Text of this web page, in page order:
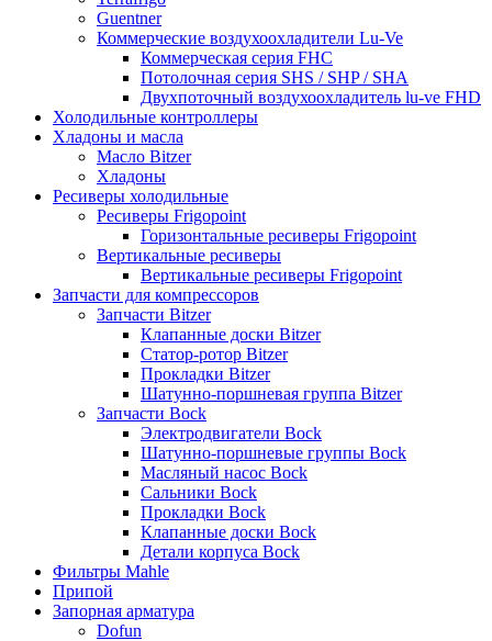
Guentner
Коммерческие воздухоохладители Lu-Ve
Коммерческая серия FHC
Потолочная серия SHS / SHP / SHA
Двухпоточный воздухоохладитель lu-ve FHD
Холодильные контроллеры
Хладоны и масла
Масло Bitzer
Хладоны
Ресиверы холодильные
Ресиверы Frigopoint
Горизонтальные ресиверы Frigopoint
Вертикальные ресиверы
Вертикальные ресиверы Frigopoint
Запчасти для компрессоров
Запчасти Bitzer
Клапанные доски Bitzer
Статор-ротор Bitzer
Прокладки Bitzer
Шатунно-поршневая группа Bitzer
Запчасти Bock
Электродвигатели Bock
Шатунно-поршневые группы Bock
Масляный насос Bock
Сальники Bock
Прокладки Bock
Клапанные доски Bock
Детали корпуса Bock
Фильтры Mahle
Припой
Запорная арматура
Dofun